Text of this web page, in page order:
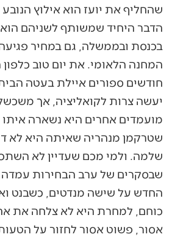
שהחליף את יועז הוא אילוץ
הדבר היחיד שמשותף לשניהם הוא
בכנסת ובממשלה, גם במחיר פגיעה
המחנה הלאומי. את יום טוב כלפון
חודשים ספורים איילת בעטה
יעשה צרות לקואליציה, אך
מועמדים אחרים היא נשארה איתו
שטרקמן מנהריה שאיתה היא לא
שלמה. ולמי מכם שעדיין לא
שבסקרים של ערב הבחירות עמדה
החדש על שישה מנדטים, כשבנט
כוחם, למחרת היא לא צלחה את
אסור, פשוט אסור לחזור על